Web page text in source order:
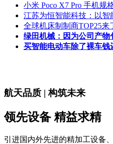
小米 Poco X7 Pro 手机规
江苏为恒智能科技：以智
全球机床制制商TOP25来
绿田机械：因为公司产物
买智能电动车除了裸车钱
航天品质 | 构筑未来
领先设备 精益求精
引进国内外先进的精加工设备